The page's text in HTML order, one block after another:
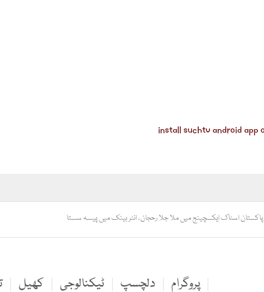
پاکستان اسٹاک ایکسچینج میں ملا جلا رحجان، انٹر بینک میں پیسہ سستا
کھیل ٹیکنالوجی دلچسپ پروگرام